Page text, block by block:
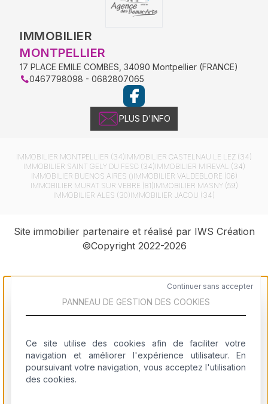
IMMOBILIER
MONTPELLIER
17 PLACE EMILE COMBES ,34090 Montpellier (FRANCE)
0467798098 - 0682807065
PLUS D'INFO
IMMOBILIER MONTPELLIER (34)IMMOBILIER CASTELNAU LE LEZ (34)
IMMOBILIER SAINT GELY DU FESC (34)IMMOBILIER MIREVAL (34)
IMMOBILIER BUENOS AIRES ()IMMOBILIER VALDEBLORE (06)
IMMOBILIER MURAT SUR VEBRE (81)IMMOBILIER MASNY (59)
IMMOBILIER ALES (30)IMMOBILIER JACOU (34)
Site immobilier partenaire et réalisé par IWS Création
©Copyright 2022-2026
Logiciel immobilier
Création de site immobilier
Référencement site immobilier
Continuer sans accepter
PANNEAU DE GESTION DES COOKIES
Ce site utilise des cookies afin de faciliter votre
navigation et améliorer l'expérience utilisateur. En
poursuivant votre navigation, vous acceptez l'utilisation
des cookies.